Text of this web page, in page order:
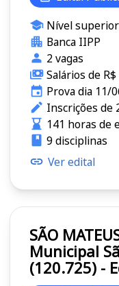
Nível superior
Banca IIPP
2 vagas
Salários de
Prova dia 11/
Inscrições de
141 horas de
9 disciplinas
Ver edital
SÃO MATEUS/ES
Municipal São Mateus/ES
(120.725) -